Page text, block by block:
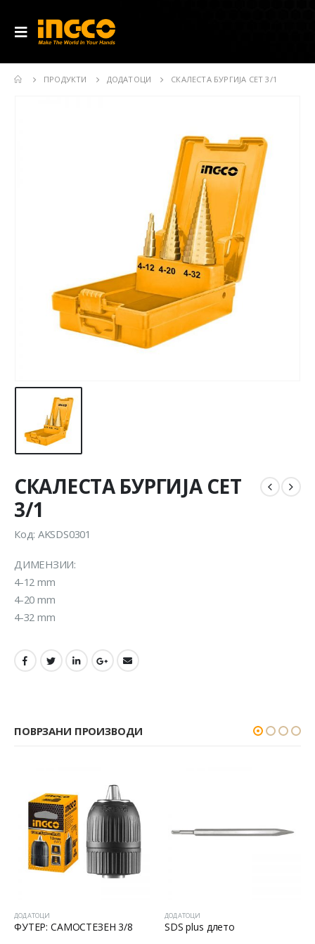
ПРОДУКТИ ДОДАТОЦИ СКАЛЕСТА БУРГИЈА СЕТ 3/1
СКАЛЕСТА БУРГИЈА СЕТ
3/1
Код: AKSDS0301
ДИМЕНЗИИ:
4-12 mm
4-20 mm
4-32 mm
ПОВРЗАНИ ПРОИЗВОДИ
ДОДАТОЦИ
ФУТЕР: САМОСТЕЗЕН 3/8
ДОДАТОЦИ
SDS plus длето